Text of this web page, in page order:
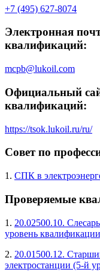
+7 (495) 627-8074
Электронная
квалификаций:
mcpb@lukoil.com
Официальный
квалификаций:
https://tsok.lukoil.ru/ru/
Совет по
1. СПК в
Проверяемые
1. 20.02500.10.
уровень
2. 20.01500.12.
электростанции (5-й